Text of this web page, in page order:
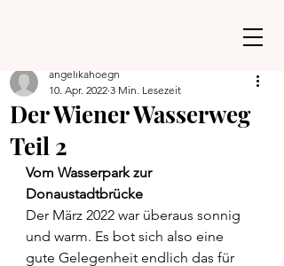
Der Wiener Wasserweg
Teil 2
angelikahoegn
10. Apr. 2022 3 Min. Lesezeit
Vom Wasserpark zur
Donaustadtbrücke
Der März 2022 war überaus sonnig
und warm. Es bot sich also eine
gute Gelegenheit endlich das für